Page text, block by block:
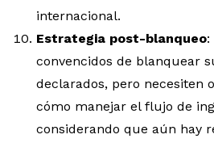
internacional.
Estrategia post-blanqueo:
convencidos de blanquear
declarados, pero necesiten
cómo manejar el flujo de
considerando que aún hay